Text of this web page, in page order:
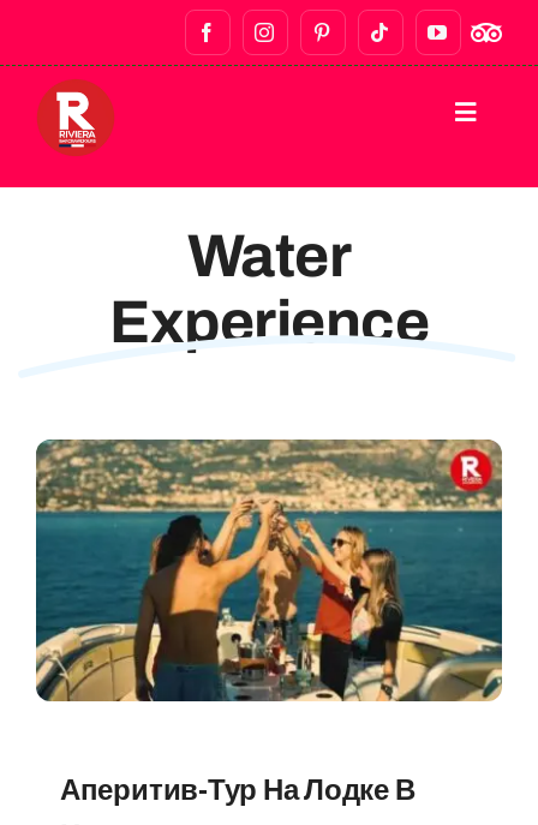
ГАСТРОНОМИЧЕСКИЕ ТУРЫ
ЧАСТНЫЕ ТУРЫ
ВОДНЫЕ ВПЕЧАТЛЕНИЯ
FAQ
Water
Experience
Аперитив-Тур На Лодке В